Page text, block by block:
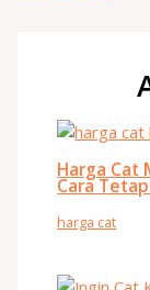
Harga Cat
Cara
harga cat